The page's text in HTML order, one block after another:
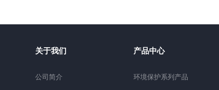
关于我们
公司简介
产品中心
环境保护系列产品